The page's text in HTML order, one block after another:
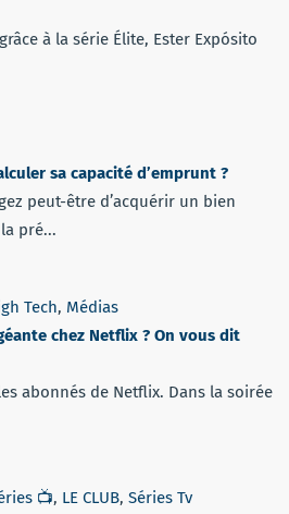
à la série Élite, Ester Expósito
sa capacité d’emprunt ?
peut-être d’acquérir un bien
pré...
Tech, Médias
chez Netflix ? On vous dit
abonnés de Netflix. Dans la soirée
📺, LE CLUB, Séries Tv